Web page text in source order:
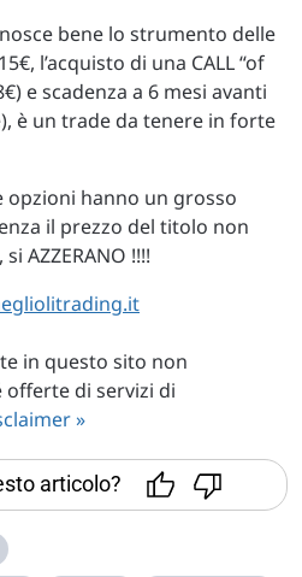
bene lo strumento delle
l’acquisto di una CALL “of
e scadenza a 6 mesi avanti
è un trade da tenere in forte
opzioni hanno un grosso
il prezzo del titolo non
AZZERANO !!!!
in questo sito non
di servizi di
»
articolo?